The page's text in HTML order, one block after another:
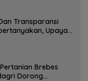
Transparansi
Upaya
Brebes
Dorong